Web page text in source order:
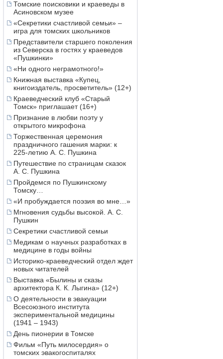
Томские поисковики и краеведы в
Асиновском музее
«Секретики счастливой семьи» –
игра для томских школьников
Представители старшего поколения
из Северска в гостях у краеведов
«Пушкинки»
«Ни одного неграмотного!»
Книжная выставка «Купец,
книгоиздатель, просветитель» (12+)
Краеведческий клуб «Старый
Томск» приглашает (16+)
Признание в любви поэту у
открытого микрофона
Торжественная церемония
праздничного гашения марки: к
225-летию А. С. Пушкина
Путешествие по страницам сказок
А. С. Пушкина
Пройдемся по Пушкинскому
Томску…
«И пробуждается поэзия во мне…»
Мгновения судьбы высокой. А. С.
Пушкин
Секретики счастливой семьи
Медикам о научных разработках в
медицине в годы войны
Историко-краеведческий отдел ждет
новых читателей
Выставка «Былины и сказы
архитектора К. К. Лыгина» (12+)
О деятельности в эвакуации
Всесоюзного института
экспериментальной медицины
(1941 – 1943)
День пионерии в Томске
Фильм «Путь милосердия» о
томских эвакогоспиталях